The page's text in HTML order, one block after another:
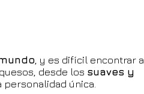
, y es difícil encontrar a
desde los suaves y
personalidad única.